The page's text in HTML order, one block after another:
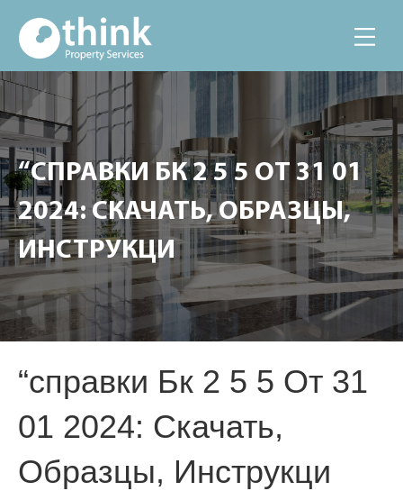
“СПРАВКИ БК 2 5 5 ОТ 31 01
2024: СКАЧАТЬ, ОБРАЗЦЫ,
ИНСТРУКЦИ
“справки Бк 2 5 5 От 31
01 2024: Скачать,
Образцы, Инструкци